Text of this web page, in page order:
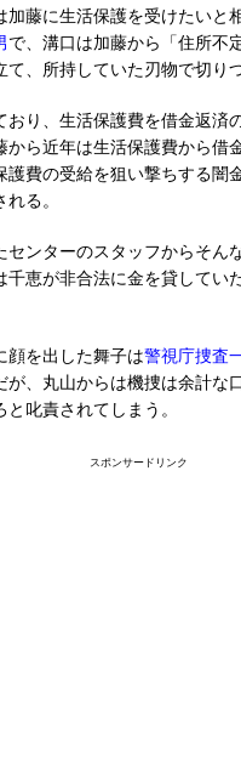
藤に生活保護を受けたいと
で、溝口は加藤から「住所不
、所持していた刃物で切り
り、生活保護費を借金返済
から近年は生活保護費から借
護費の受給を狙い撃ちする闇
る。
ンターのスタッフからそん
恵が非合法に金を貸してい
顔を出した舞子は警視庁捜査
が、丸山からは機捜は余計な
叱責されてしまう。
スポンサードリンク